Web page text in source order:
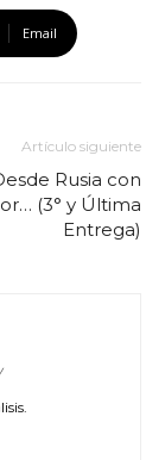
Email
Artículo siguiente
Rusia con
(3° y Última
Entrega)